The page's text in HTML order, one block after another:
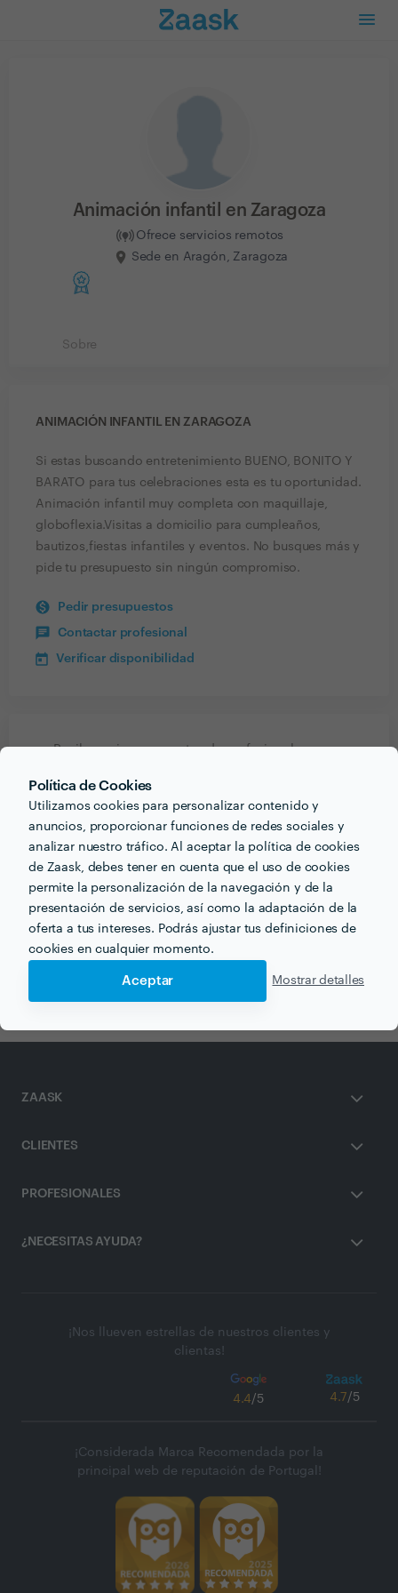
Política de Cookies
Utilizamos cookies para personalizar contenido y
anuncios, proporcionar funciones de redes sociales y
analizar nuestro tráfico. Al aceptar la política de cookies
de Zaask, debes tener en cuenta que el uso de cookies
permite la personalización de la navegación y de la
presentación de servicios, así como la adaptación de la
oferta a tus intereses. Podrás ajustar tus definiciones de
cookies en cualquier momento.
Aceptar Mostrar detalles
Animación infantil en Zaragoza
Ofrece servicios remotos
Sede en Aragón, Zaragoza
Sobre
ANIMACIÓN INFANTIL EN ZARAGOZA
Si estas buscando entretenimiento BUENO, BONITO Y
BARATO para tus celebraciones esta es tu oportunidad.
Animación infantil muy completa con maquillaje,
globoflexia.Visitas a domicilio para cumpleaños,
bautizos,fiestas infantiles y eventos. No busques más y
pide tu presupuesto sin ningún compromiso.
Pedir presupuestos
Contactar profesional
Verificar disponibilidad
Recibe varias propuestas de profesionales como
Otros servicios proporcionados por
Zaragoza
Magos en zaragoza
ZAASK
CLIENTES
PROFESIONALES
¿NECESITAS AYUDA?
¡Nos llueven estrellas de nuestros clientes y
clientas!
4.4/5 4.7/5
¡Considerada Marca Recomendada por la
principal web de reputación de Portugal!